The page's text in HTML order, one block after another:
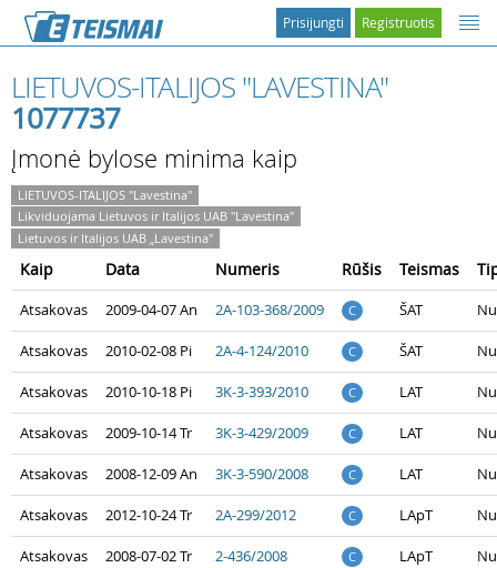
Registruotis
Prisijungti
LIETUVOS-ITALIJOS "LAVESTINA"
1077737
Įmonė bylose minima kaip
LIETUVOS-ITALIJOS "Lavestina"
Likviduojama Lietuvos ir Italijos UAB "Lavestina"
Lietuvos ir Italijos UAB „Lavestina"
Kaip Data Numeris Rūšis Teismas
Atsakovas 2009-04-07 An 2A-103-368/2009 C ŠAT
Atsakovas 2010-02-08 Pi 2A-4-124/2010 C ŠAT
Atsakovas 2010-10-18 Pi 3K-3-393/2010 C LAT
Atsakovas 2009-10-14 Tr 3K-3-429/2009 C LAT
Atsakovas 2008-12-09 An 3K-3-590/2008 C LAT
Atsakovas 2012-10-24 Tr 2A-299/2012 C LApT
Atsakovas 2008-07-02 Tr 2-436/2008 C LApT